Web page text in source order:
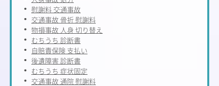
慰謝料 交通事故
交通事故 骨折 慰謝料
物損事故 人身 切り替え
むちうち 診断書
自賠責保険 支払い
後遺障害 診断書
むちうち 症状固定
交通事故 通院 慰謝料